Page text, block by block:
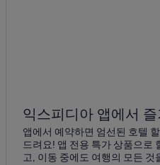
동성로의 골프 호텔
대구의 인/여관
대구의 사파리 텐트형 방갈로
익스피디아 앱에서
앱에서 예약하면 엄선된 호텔
드려요! 앱 전용 특가 상품으로
고, 이동 중에도 여행의 모든 것